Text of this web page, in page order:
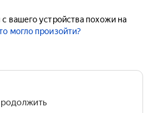
вашего устройства похожи на
могло произойти?